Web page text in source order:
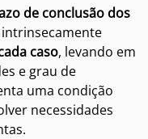
de conclusão dos
intrinsecamente
caso, levando em
e grau de
uma condição
necessidades